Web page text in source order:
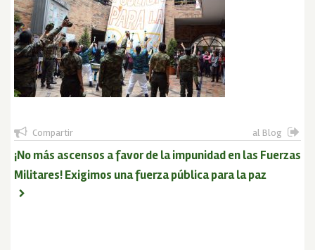
Compartir al Blog
¡No más ascensos a favor de la impunidad en las Fuerzas
Militares! Exigimos una fuerza pública para la paz